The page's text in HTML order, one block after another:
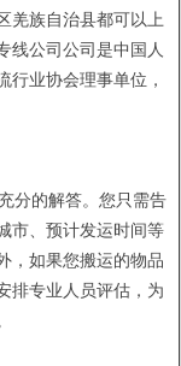
羌族自治县都可以上
线公司公司是中国人
行业协会理事单位，
分的解答。您只需告
市、预计发运时间等
，如果您搬运的物品
排专业人员评估，为